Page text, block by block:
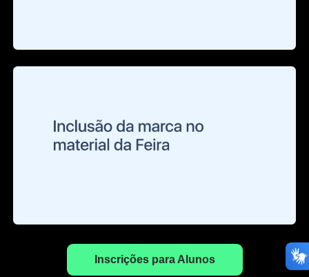
Inscrições para Alunos